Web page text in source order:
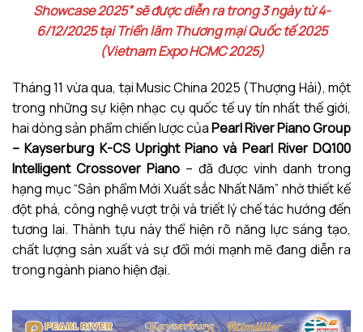
Showcase 2025” sẽ được diễn ra trong 3 ngày từ 4-
6/12/2025 tại Triển lãm Thương mại Quốc tế 2025
(Vietnam ExpoHCMC 2025)
Tháng 11 vừa qua, tại Music China 2025 (Thượng Hải), một
trong những sự kiện nhạc cụ quốc tế uy tín nhất thế giới,
hai dòng sản phẩm chiến lược củaPearl River Piano Group
– Kayserburg K-CS Upright Piano và Pearl River DQ100
Intelligent Crossover Piano– đã được vinh danh trong
hạng mục “Sản phẩm Mới Xuất sắc Nhất Năm” nhờ thiết kế
đột phá, công nghệ vượt trội và triết lý chế tác hướng đến
tương lai. Thành tựu này thể hiện rõ năng lực sáng tạo,
chất lượng sản xuất và sự đổi mới mạnh mẽ đang diễn ra
trong ngành piano hiện đại.